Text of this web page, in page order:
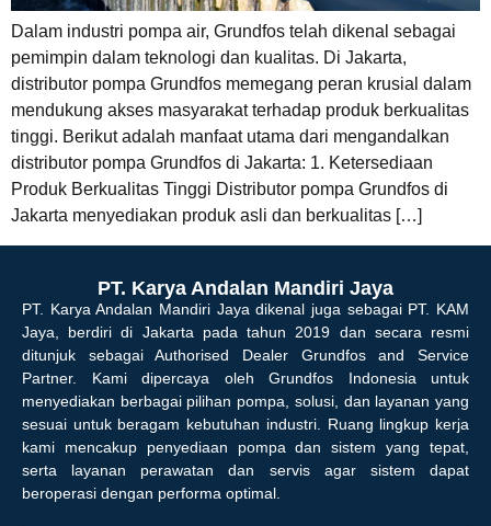
Dalam industri pompa air, Grundfos telah dikenal sebagai
pemimpin dalam teknologi dan kualitas. Di Jakarta,
distributor pompa Grundfos memegang peran krusial dalam
mendukung akses masyarakat terhadap produk berkualitas
tinggi. Berikut adalah manfaat utama dari mengandalkan
distributor pompa Grundfos di Jakarta: 1. Ketersediaan
Produk Berkualitas Tinggi Distributor pompa Grundfos di
Jakarta menyediakan produk asli dan berkualitas […]
PT. Karya Andalan Mandiri Jaya
PT. Karya Andalan Mandiri Jaya dikenal juga sebagai PT. KAM
Jaya, berdiri di Jakarta pada tahun 2019 dan secara resmi
ditunjuk sebagai Authorised Dealer Grundfos and Service
Partner. Kami dipercaya oleh Grundfos Indonesia untuk
menyediakan berbagai pilihan pompa, solusi, dan layanan yang
sesuai untuk beragam kebutuhan industri. Ruang lingkup kerja
kami mencakup penyediaan pompa dan sistem yang tepat,
serta layanan perawatan dan servis agar sistem dapat
beroperasi dengan performa optimal.